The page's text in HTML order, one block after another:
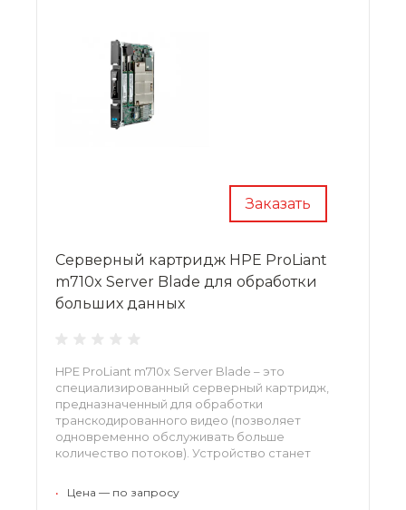
Заказать
Серверный картридж HPE ProLiant
m710x Server Blade для обработки
больших данных
HPE ProLiant m710x Server Blade – это
специализированный серверный картридж,
предназначенный для обработки
транскодированного видео (позволяет
одновременно обслуживать больше
количество потоков). Устройство станет
сотрудников и предоставить им доступ к
• Цена — по запросу